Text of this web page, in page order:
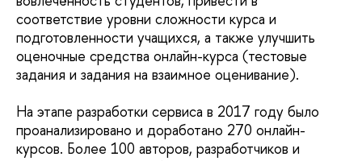
соответствие уровни сложности курса и
подготовленности учащихся, а также улучшить
оценочные средства онлайн-курса (тестовые
задания и задания на взаимное оценивание).
На этапе разработки сервиса в 2017 году было
проанализировано и доработано 270 онлайн-
курсов. Более 100 авторов, разработчиков и